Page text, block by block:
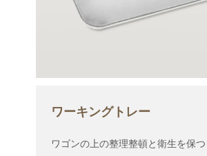
ワーキングトレー
ワゴンの上の整理整頓と衛生を保